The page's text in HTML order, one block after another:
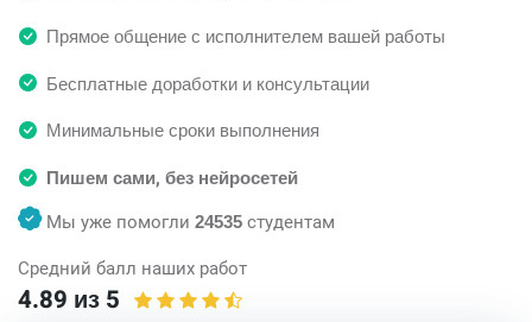
Прямое общение с исполнителем вашей работы
Бесплатные доработки и консультации
Минимальные сроки выполнения
Пишем сами, без нейросетей
Мы уже помогли 24535 студентам
Средний балл наших работ
4.89 из 5